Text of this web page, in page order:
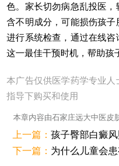
色。家长切勿病急乱投医
含不明成分，可能损伤孩
进行系统检查，通过在线
这一最佳干预时机，帮助孩
本广告仅供医学药学专业
指导下购买和使用
本章内容由石家庄远大中医皮
上一篇：孩子臀部白癜
下一篇： 为什么儿童会